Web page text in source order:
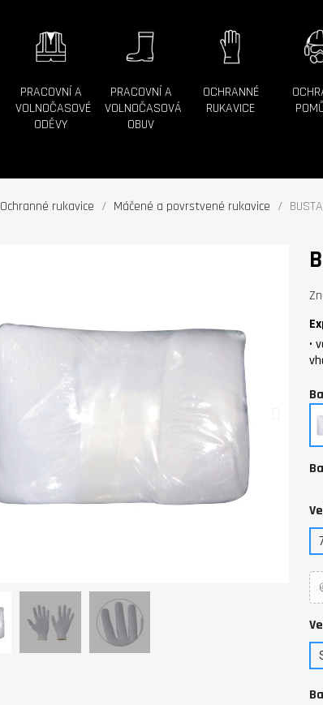
PRACOVNÍ A
VOLNOČASOVÉ
ODĚVY
PRACOVNÍ A
VOLNOČASOVÁ
OBUV
OCHRANNÉ
RUKAVICE
Ochranné rukavice Máčené a povrstvené rukavice
•